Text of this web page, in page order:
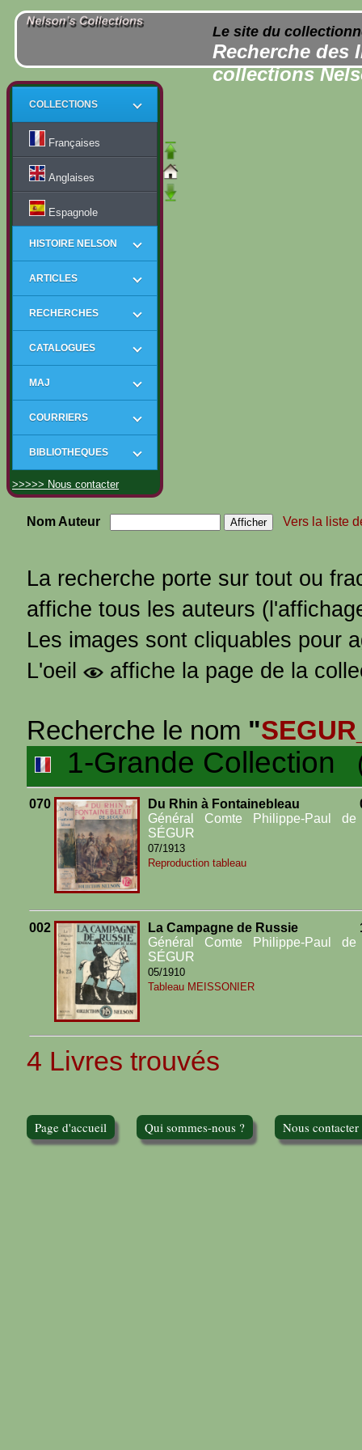
Le site du
Recherche des
collections
COLLECTIONS
Françaises
Anglaises
Espagnole
HISTOIRE NELSON
ARTICLES
RECHERCHES
CATALOGUES
MAJ
COURRIERS
BIBLIOTHEQUES
>>>>> Nous contacter
Nom Auteur Vers la liste
La recherche porte sur tout ou
affiche tous les auteurs
Les images sont cliquables pour
L'oeil
affiche la page de la
Recherche le nom "
1-Grande Collection
070
Du Rhin à Fontainebleau
Général Comte Philippe-Paul de
SÉGUR
07/1913
Reproduction tableau
002
La Campagne de Russie
Général Comte Philippe-Paul de
SÉGUR
05/1910
Tableau MEISSONIER
4 Livres trouvés
Page d'accueil Qui sommes-nous ? Nous contacter